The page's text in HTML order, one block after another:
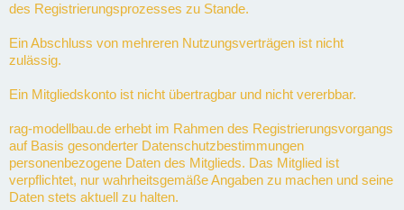
des Registrierungsprozesses zu Stande.
Ein Abschluss von mehreren Nutzungsverträgen ist nicht
zulässig.
Ein Mitgliedskonto ist nicht übertragbar und nicht vererbbar.
rag-modellbau.de erhebt im Rahmen des Registrierungsvorgangs
auf Basis gesonderter Datenschutzbestimmungen
personenbezogene Daten des Mitglieds. Das Mitglied ist
verpflichtet, nur wahrheitsgemäße Angaben zu machen und seine
Daten stets aktuell zu halten.